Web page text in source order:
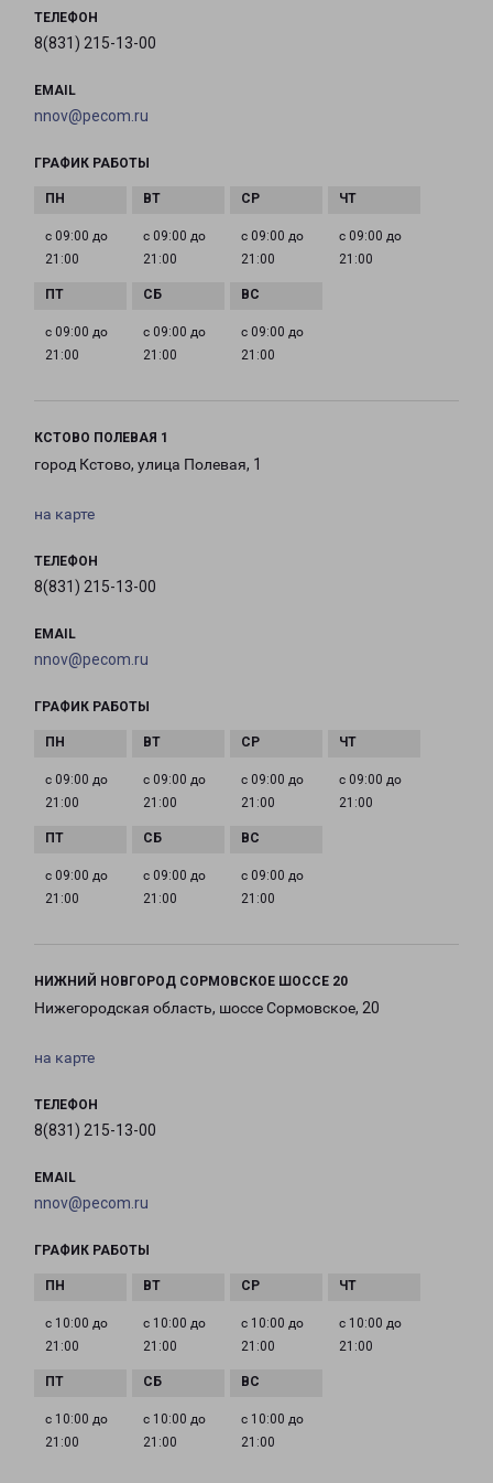
ТЕЛЕФОН
8(831) 215-13-00
EMAIL
nnov@pecom.ru
ГРАФИК РАБОТЫ
с 09:00 до
21:00
с 09:00 до
21:00
с 09:00 до
21:00
с 09:00 до
21:00
с 09:00 до
21:00
с 09:00 до
21:00
с 09:00 до
21:00
КСТОВО ПОЛЕВАЯ 1
город Кстово, улица Полевая, 1
на карте
ТЕЛЕФОН
8(831) 215-13-00
EMAIL
nnov@pecom.ru
ГРАФИК РАБОТЫ
с 09:00 до
21:00
с 09:00 до
21:00
с 09:00 до
21:00
с 09:00 до
21:00
с 09:00 до
21:00
с 09:00 до
21:00
с 09:00 до
21:00
НИЖНИЙ НОВГОРОД СОРМОВСКОЕ ШОССЕ 20
Нижегородская область, шоссе Сормовское, 20
на карте
ТЕЛЕФОН
8(831) 215-13-00
EMAIL
nnov@pecom.ru
ГРАФИК РАБОТЫ
с 10:00 до
21:00
с 10:00 до
21:00
с 10:00 до
21:00
с 10:00 до
21:00
с 10:00 до
21:00
с 10:00 до
21:00
с 10:00 до
21:00